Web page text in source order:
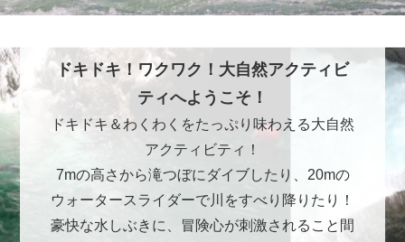
ドキドキ！ワクワク！大自然アクティビ
ティへようこそ！
ドキドキ＆わくわくをたっぷり味わえる大自然
アクティビティ！
7mの高さから滝つぼにダイブしたり、20mの
ウォータースライダーで川をすべり降りたり！
豪快な水しぶきに、冒険心が刺激されること間